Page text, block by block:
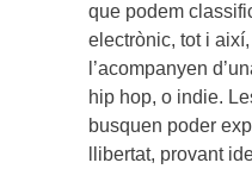
que podem
electrònic, tot i
l’acompanyen
hip hop, o indie.
busquen poder
llibertat, provant